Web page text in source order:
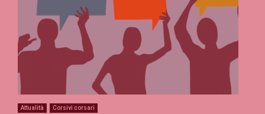
Attualità Corsivi corsari